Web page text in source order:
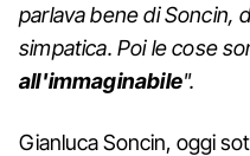
parlava bene di Soncin,
simpatica. Poi le cose
all'immaginabile".
Gianluca Soncin, oggi